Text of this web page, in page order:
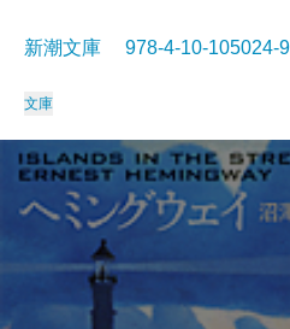
新潮文庫 978-4-10-
文庫